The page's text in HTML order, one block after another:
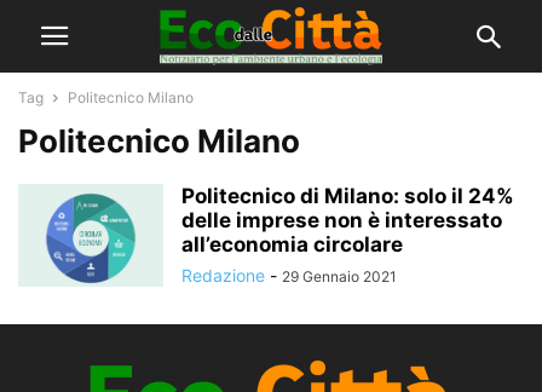
Tag Politecnico Milano
Politecnico Milano
Politecnico di Milano: solo il 24%
delle imprese non è interessato
all’economia circolare
Redazione - 29 Gennaio 2021